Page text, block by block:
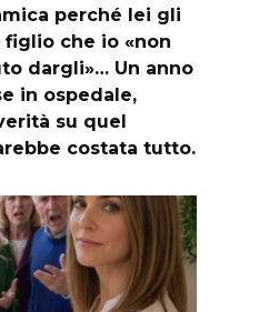
perché lei gli
figlio che io «non
dargli»… Un anno
in ospedale,
su quel
costata tutto.